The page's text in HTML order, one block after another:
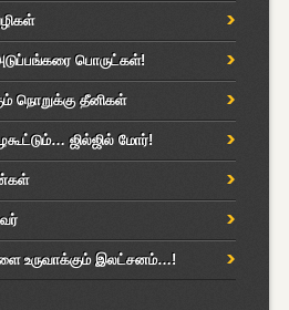
பொருட்கள்!
நொறுக்கு தீனிகள்
ஜில்ஜில் மோர்!
உருவாக்கும் இலட்சனம்…!